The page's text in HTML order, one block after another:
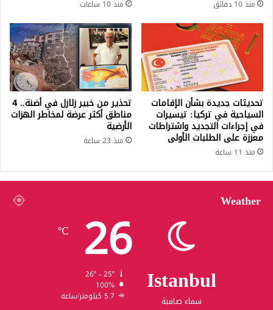
منذ 10 دقائق منذ 10 ساعات
تحديثات جديدة بشأن الإقامات
السياحية في تركيا: تيسيرات
في إجراءات التجديد واشتراطات
معززة على الطلبات الأولى
منذ 11 ساعة
تحذير من خبير زلازل في أضنة.. 4
مناطق أكثر عرضة لمخاطر الهزات
الأرضية
منذ 23 ساعة
Weather
Istanbul
سماء صافية
26
℃
26º - 25º
100%
5.7 كيلومتر/ساعة